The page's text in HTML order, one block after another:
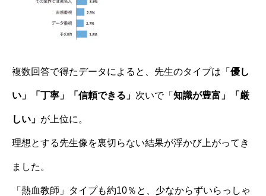
複数回答で得たデータによると、先生のタイプは「 優し
い」「 丁寧」「 信頼できる」 次いで「 知識が豊富」「 厳
しい」 が上位に。
理想とする先生像を裏切らない結果が浮かび上がってき
ました。
「熱血教師」タイプも約10％と、少なからずいらっしゃ